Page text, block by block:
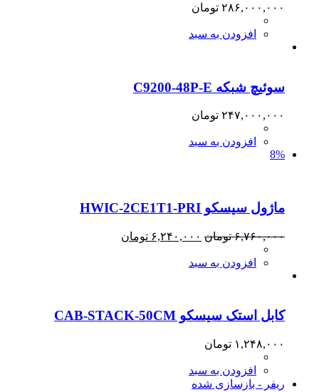
۲۸۶,۰۰۰,۰۰۰ تومان
افزودن به سبد
سوئیچ شبکه C9200-48P-E
۲۴۷,۰۰۰,۰۰۰ تومان
افزودن به سبد
8%
ماژول سیسکو HWIC-2CE1T1-PRI
۶,۷۶۰,۰۰۰ تومان قیمت
۶,۲۴۰,۰۰۰ تومان
افزودن به سبد
کابل استک سیسکو CAB-STACK-50CM
۱,۲۴۸,۰۰۰ تومان
افزودن به سبد
ریفر - بازسازی شده